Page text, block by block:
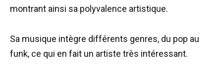
montrant ainsi sa polyvalence artistique.
Sa musique intègre différents genres, du pop au
funk, ce qui en fait un artiste très intéressant.